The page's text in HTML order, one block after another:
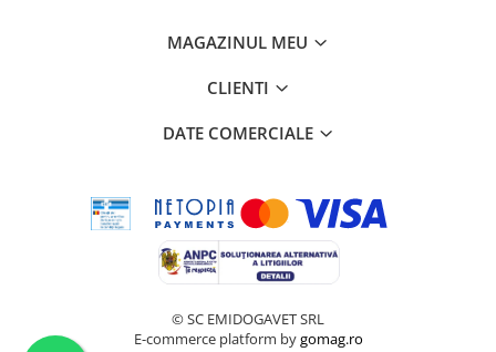
MAGAZINUL MEU
CLIENTI
DATE COMERCIALE
© SC EMIDOGAVET SRL
E-commerce platform bygomag.ro